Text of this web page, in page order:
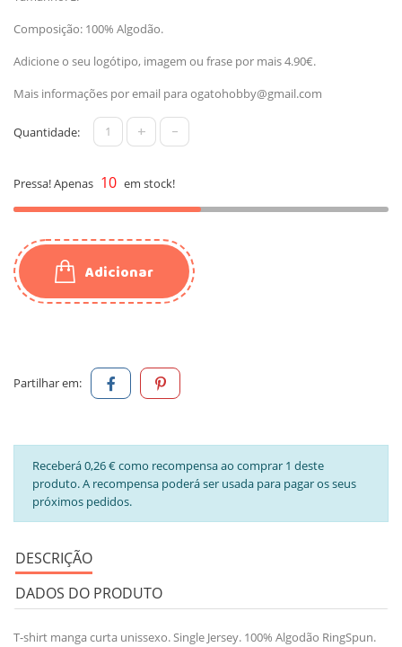
Composição: 100% Algodão.
Adicione o seu logótipo, imagem ou frase por mais 4.90€.
Mais informações por email para ogatohobby@gmail.com
Quantidade: + -
Pressa! Apenas 10 em stock!
Adicionar
Partilhar em:
Receberá 0,26 € como recompensa ao comprar 1 deste
produto. A recompensa poderá ser usada para pagar os seus
próximos pedidos.
DESCRIÇÃO
DADOS DO PRODUTO
T-shirt manga curta unissexo. Single Jersey. 100% Algodão RingSpun.